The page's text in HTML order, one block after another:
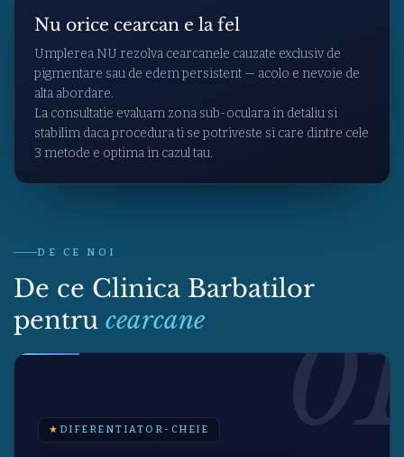
Nu orice cearcan e la fel
Umplerea NU rezolva cearcanele cauzate exclusiv de
pigmentare sau de edem persistent — acolo e nevoie de
alta abordare.
La consultatie evaluam zona sub-oculara in detaliu si
stabilim daca procedura ti se potriveste si care dintre cele
3 metode e optima in cazul tau.
DE CE NOI
De ce Clinica Barbatilor
pentru cearcane 01
★ DIFERENTIATOR-CHEIE